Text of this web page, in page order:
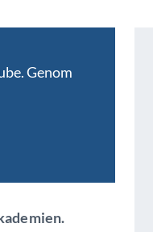
Genom